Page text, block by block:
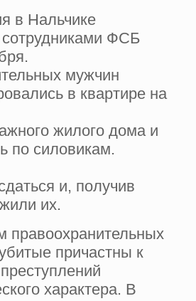
в Нальчике
ФСБ
мужчин
в квартире на
жилого дома и
по силовикам.
и, получив
их.
правоохранительных
причастны к
характера. В